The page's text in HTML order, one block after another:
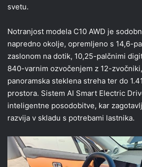
svetu.
Notranjost modela C10 AWD je
napredno okolje, opremljeno s 14,6-
zaslonom na dotik, 10,25-palčnimi
840-varnim ozvočenjem z 12-
panoramska steklena streha ter do
prostora. Sistem AI Smart Electric
inteligentne posodobitve, kar
razvija v skladu s potrebami lastnika.